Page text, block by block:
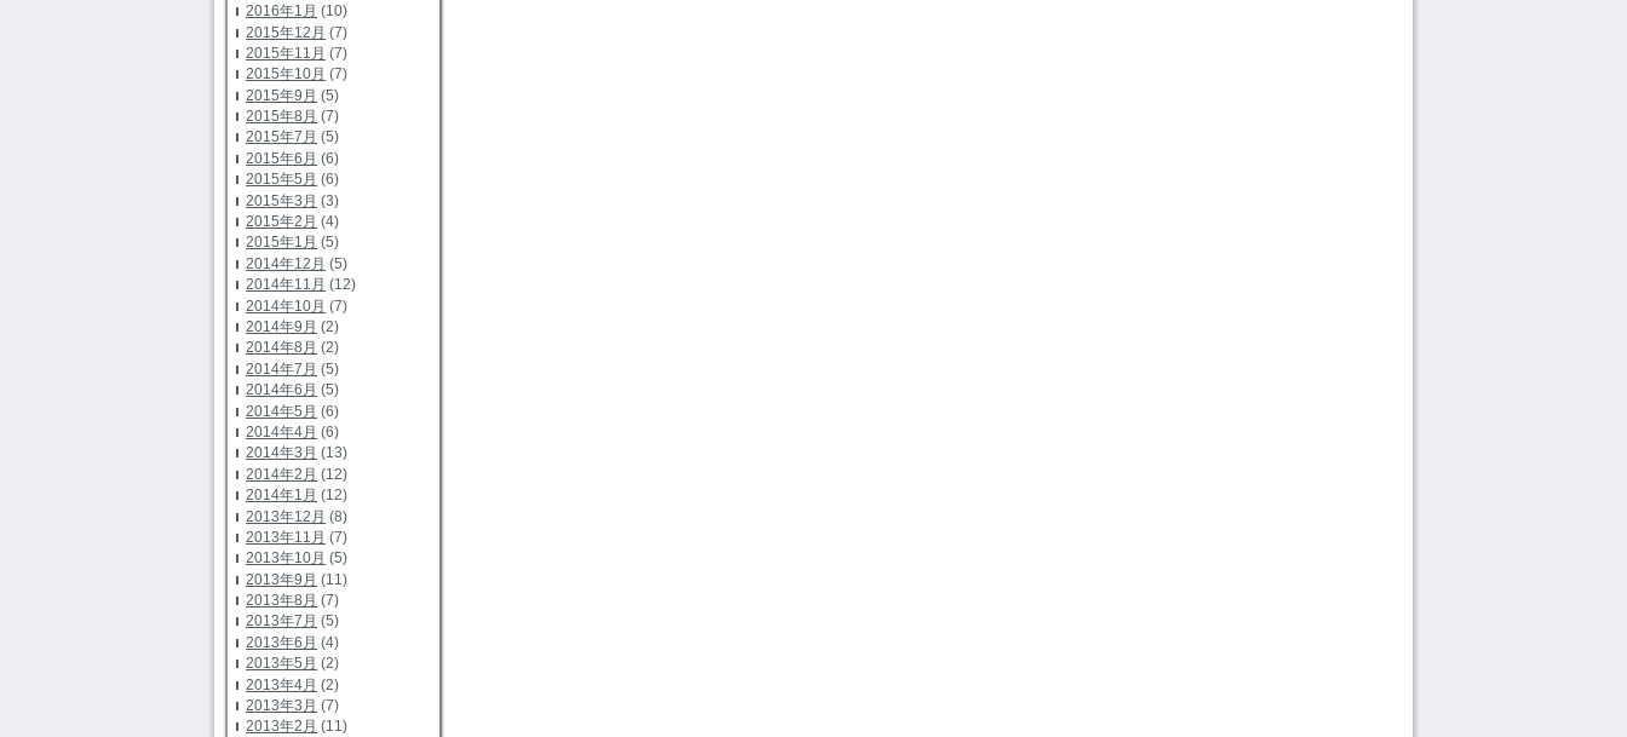
2016年1月 (10)
2015年12月 (7)
2015年11月 (7)
2015年10月 (7)
2015年9月 (5)
2015年8月 (7)
2015年7月 (5)
2015年6月 (6)
2015年5月 (6)
2015年3月 (3)
2015年2月 (4)
2015年1月 (5)
2014年12月 (5)
2014年11月 (12)
2014年10月 (7)
2014年9月 (2)
2014年8月 (2)
2014年7月 (5)
2014年6月 (5)
2014年5月 (6)
2014年4月 (6)
2014年3月 (13)
2014年2月 (12)
2014年1月 (12)
2013年12月 (8)
2013年11月 (7)
2013年10月 (5)
2013年9月 (11)
2013年8月 (7)
2013年7月 (5)
2013年6月 (4)
2013年5月 (2)
2013年4月 (2)
2013年3月 (7)
2013年2月 (11)